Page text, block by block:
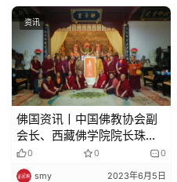
资讯
佛国资讯丨中国佛教协会副
会长、西藏佛学院院长珠康·
土登克珠活佛一行参访普陀
山
0 0 0
smy 2023年6月5日